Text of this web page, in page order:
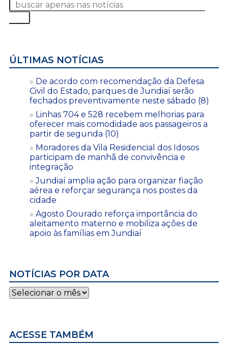
ÚLTIMAS NOTÍCIAS
De acordo com recomendação da Defesa
Civil do Estado, parques de Jundiaí serão
fechados preventivamente neste sábado (8)
Linhas 704 e 528 recebem melhorias para
oferecer mais comodidade aos passageiros a
partir de segunda (10)
Moradores da Vila Residencial dos Idosos
participam de manhã de convivência e
integração
Jundiaí amplia ação para organizar fiação
aérea e reforçar segurança nos postes da
cidade
Agosto Dourado reforça importância do
aleitamento materno e mobiliza ações de
apoio às famílias em Jundiaí
NOTÍCIAS POR DATA
Notícias
por
ACESSE TAMBÉM